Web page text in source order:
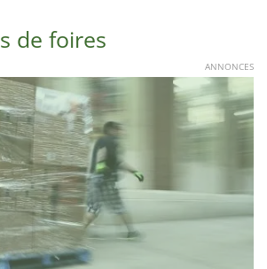
de foires
ANNONCES